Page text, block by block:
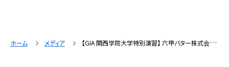
ホーム メディア 【GIA 関西学院大学特別演習】 六甲バター株式会社とフィールドワークを実施しました